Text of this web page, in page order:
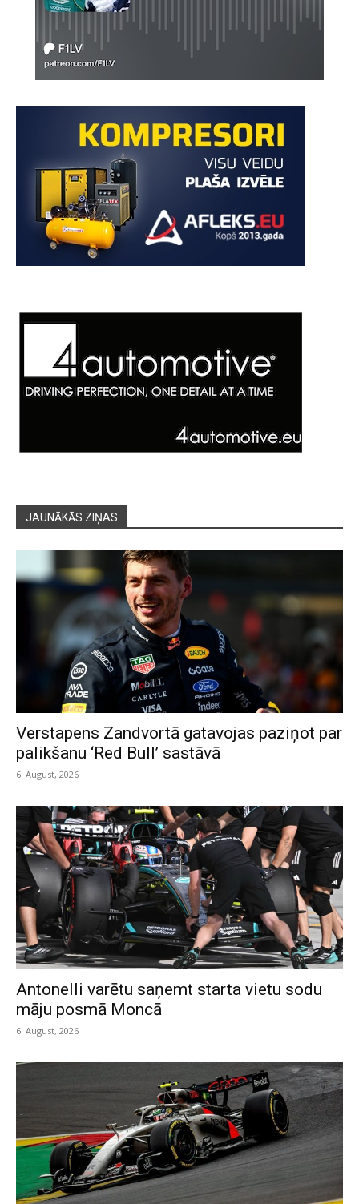
JAUNĀKĀS ZIŅAS
Verstapens Zandvortā gatavojas paziņot par
palikšanu ‘Red Bull’ sastāvā
6. August, 2026
Antonelli varētu saņemt starta vietu sodu
māju posmā Moncā
6. August, 2026